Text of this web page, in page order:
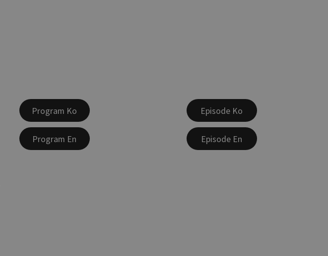
Program Ko
Program En
Episode Ko
Episode En